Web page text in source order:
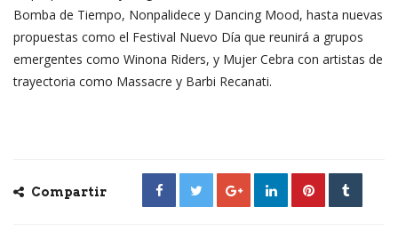
Bomba de Tiempo, Nonpalidece y Dancing Mood, hasta nuevas
propuestas como el Festival Nuevo Día que reunirá a grupos
emergentes como Winona Riders, y Mujer Cebra con artistas de
trayectoria como Massacre y Barbi Recanati.
Compartir